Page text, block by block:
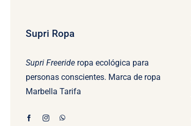
Supri Ropa
Supri Freerideropa ecológica para
personas conscientes. Marca de ropa
Marbella Tarifa